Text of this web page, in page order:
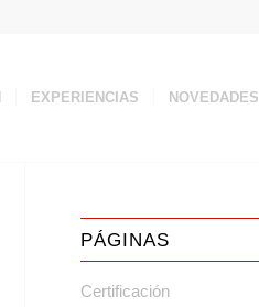
EXPERIENCIAS NOVEDADES
PÁGINAS
Certificación